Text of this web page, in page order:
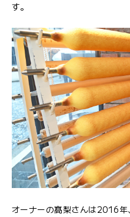
す。
オーナーの髙梨さんは2016年